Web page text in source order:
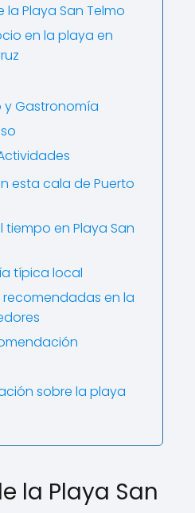
la Playa San Telmo
en la playa en
y Gastronomía
esta cala de Puerto
tiempo en Playa San
típica local
en la
sobre la playa
la Playa San